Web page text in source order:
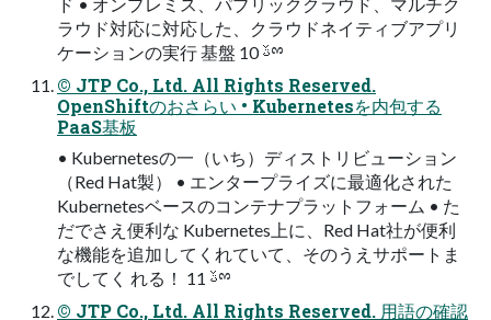
ラウド対応に対応した、クラウドネイティブアプリ
ケーションの実⾏ 基盤 10 ࢿྉ
© JTP Co., Ltd. All Rights Reserved.
OpenShiftのおさらい • Kubernetesを内包する
PaaS基板
• Kubernetesの⼀（いち）ディストリビューション
（Red Hat製） • エンタープライズに最適化された
Kubernetesベースのコンテナプラットフォーム • た
だでさえ便利な Kubernetes上に、Red Hat社が便利
な機能を追加してくれていて、そのうえサポートま
でしてく れる！ 11 ࢿྉ
© JTP Co., Ltd. All Rights Reserved. ⽤語の確認